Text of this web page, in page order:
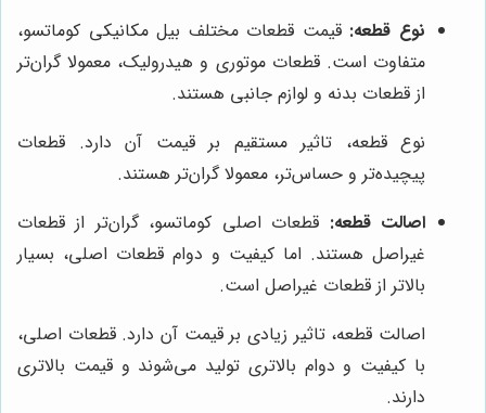
نوع قطعه: قیمت قطعات مختلف بیل مکانیکی کوماتسو،
متفاوت است. قطعات موتوری و هیدرولیک، معمولا گران‌تر
از قطعات بدنه و لوازم جانبی هستند.
نوع قطعه، تاثیر مستقیم بر قیمت آن دارد. قطعات
پیچیده‌تر و حساس‌تر، معمولا گران‌تر هستند.
اصالت قطعه: قطعات اصلی کوماتسو، گران‌تر از قطعات
غیراصل هستند. اما کیفیت و دوام قطعات اصلی، بسیار
بالاتر از قطعات غیراصل است.
اصالت قطعه، تاثیر زیادی بر قیمت آن دارد. قطعات اصلی،
با کیفیت و دوام بالاتری تولید می‌شوند و قیمت بالاتری
دارند.